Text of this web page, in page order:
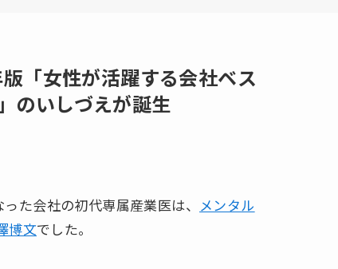
「女性が活躍する会社ベス
のいしづえが誕生
た会社の初代専属産業医は、 メンタル
博文でした。